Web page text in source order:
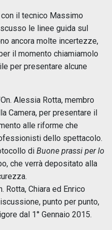
il tecnico Massimo
le linee guida sul
ancora molte incertezze,
il momento chiamiamolo
per presentare alcune
Alessia Rotta, membro
Camera, per presentare il
alle riforme che
dello spettacolo.
di Buone prassi per lo
che verrà depositato alla
Rotta, Chiara ed Enrico
punto per punto,
dal 1° Gennaio 2015.